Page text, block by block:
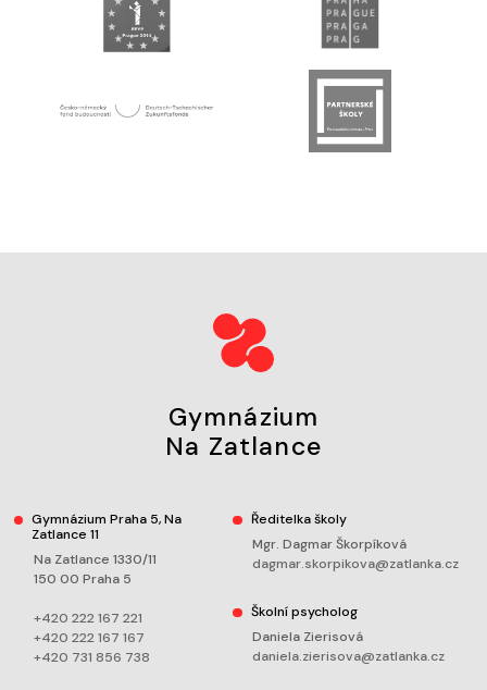
Gymnázium
Na Zatlance
Gymnázium Praha 5, Na
Zatlance 11
Na Zatlance 1330/11
150 00 Praha 5
+420 222 167 221
+420 222 167 167
+420 731 856 738
Ředitelka školy
Mgr. Dagmar Škorpíková
dagmar.skorpikova@zatlanka.cz
Školní psycholog
Daniela Zierisová
daniela.zierisova@zatlanka.cz